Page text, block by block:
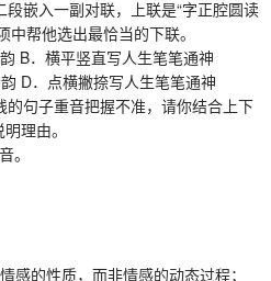
嵌入一副对联，上联是“字正腔圆读
帮他选出最恰当的下联。
B．横平竖直写人生笔笔通神
D．点横撇捺写人生笔笔通神
句子重音把握不准，请你结合上下
理由。
的性质，而非情感的动态过程；